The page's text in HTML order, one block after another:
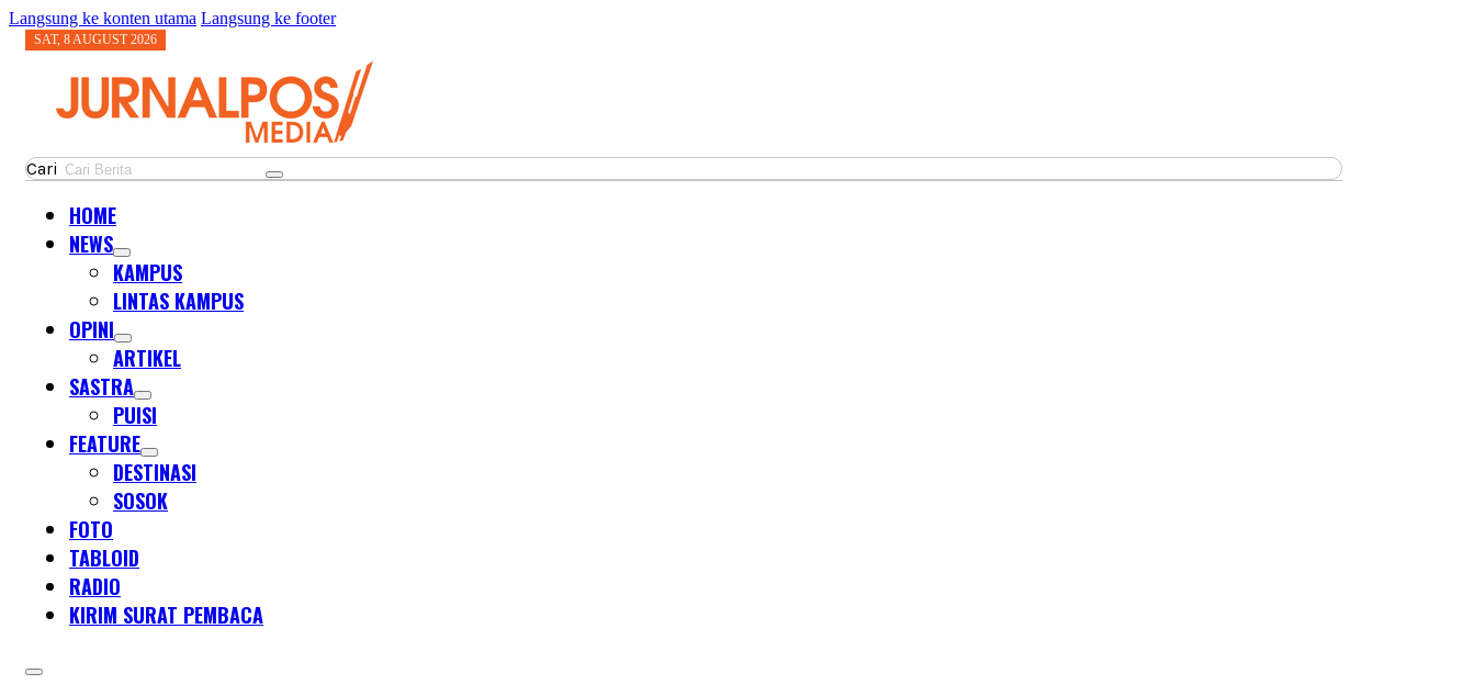
Langsung ke konten utama Langsung ke footer
SAT, 8 AUGUST 2026
Cari
HOME
NEWS
KAMPUS
LINTAS KAMPUS
OPINI
ARTIKEL
SASTRA
PUISI
FEATURE
DESTINASI
SOSOK
FOTO
TABLOID
RADIO
KIRIM SURAT PEMBACA